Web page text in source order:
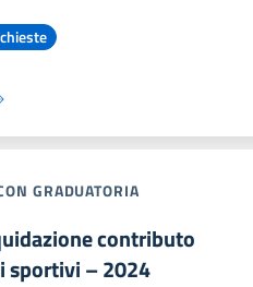
GRADUATORIA
contributo
sportivi – 2024